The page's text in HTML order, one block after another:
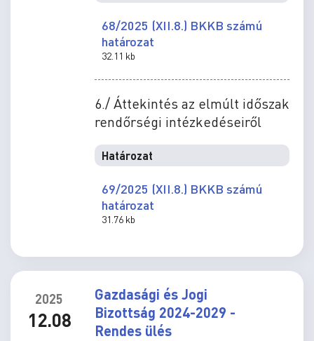
68/2025 (XII.8.) BKKB számú
határozat
32.11 kb
6./ Áttekintés az elmúlt időszak
rendőrségi intézkedéseiről
Határozat
69/2025 (XII.8.) BKKB számú
határozat
31.76 kb
2025
12.08
Gazdasági és Jogi
Bizottság 2024-2029 -
Rendes ülés